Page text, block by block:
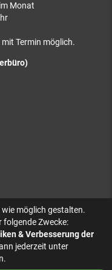
Monat
Termin möglich.
möglich gestalten.
Zwecke:
& Verbesserung der
jederzeit unter